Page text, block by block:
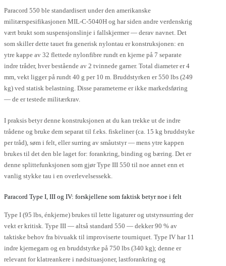
Paracord 550 ble standardisert under den amerikanske
militærspesifikasjonen MIL-C-5040H og har siden andre verdenskrig
vært brukt som suspensjonslinje i fallskjermer — derav navnet. Det
som skiller dette tauet fra generisk nylontau er konstruksjonen: en
ytre kappe av 32 flettede nylonfibre rundt en kjerne på 7 separate
indre tråder, hver bestående av 2 tvinnede garner. Total diameter er 4
mm, vekt ligger på rundt 40 g per 10 m. Bruddstyrken er 550 lbs (249
kg) ved statisk belastning. Disse parameterne er ikke markedsføring
— de er testede militærkrav.
I praksis betyr denne konstruksjonen at du kan trekke ut de indre
trådene og bruke dem separat til f.eks. fiskeliner (ca. 15 kg bruddstyke
per tråd), søm i felt, eller surring av småutstyr — mens ytre kappen
brukes til det den ble laget for: forankring, binding og bæring. Det er
denne splittefunksjonen som gjør Type III 550 til noe annet enn et
vanlig stykke tau i en overlevelsessekk.
Paracord Type I, III og IV: forskjellene som faktisk betyr noe i felt
Type I (95 lbs, énkjerne) brukes til lette ligaturer og utstyrssurring der
vekt er kritisk. Type III — altså standard 550 — dekker 90 % av
taktiske behov fra bivuakk til improviserte tourniquet. Type IV har 11
indre kjernegarn og en bruddstyrke på 750 lbs (340 kg); denne er
relevant for klatreankere i nødsituasjoner, lastforankring og